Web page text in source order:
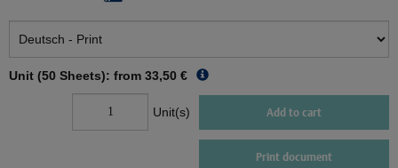
Unit (50 Sheets): from 33,50 €
Unit(s) Add to cart
Print document